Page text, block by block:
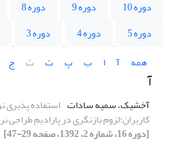
دوره 10
دوره 9 دوره 8
دوره 5
دوره 4 دوره 3
همه
آ ا ب پ ت ث ج
آ
آخشیک، سمیه سادات استفاده پذیری
کاربران:لزوم بازنگری در پارادیم طراحی
[دوره 16، شماره 2، 1392، صفحه 29-47]